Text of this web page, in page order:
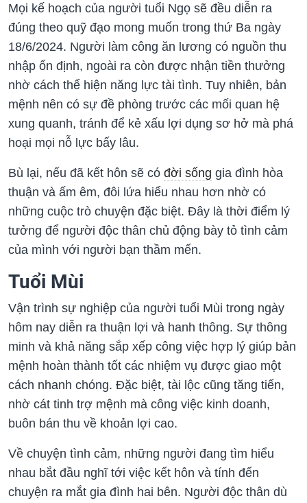
Mọi kế hoạch của người tuổi Ngọ sẽ đều diễn ra
đúng theo quỹ đạo mong muốn trong thứ Ba ngày
18/6/2024. Người làm công ăn lương có nguồn thu
nhập ổn định, ngoài ra còn được nhận tiền thưởng
nhờ cách thể hiện năng lực tài tình. Tuy nhiên, bản
mệnh nên có sự đề phòng trước các mối quan hệ
xung quanh, tránh để kẻ xấu lợi dụng sơ hở mà phá
hoại mọi nỗ lực bấy lâu.
Bù lại, nếu đã kết hôn sẽ có đời sống gia đình hòa
thuận và ấm êm, đôi lứa hiểu nhau hơn nhờ có
những cuộc trò chuyện đặc biệt. Đây là thời điểm lý
tưởng để người độc thân chủ động bày tỏ tình cảm
của mình với người bạn thầm mến.
Tuổi Mùi
Vận trình sự nghiệp của người tuổi Mùi trong ngày
hôm nay diễn ra thuận lợi và hanh thông. Sự thông
minh và khả năng sắp xếp công việc hợp lý giúp bản
mệnh hoàn thành tốt các nhiệm vụ được giao một
cách nhanh chóng. Đặc biệt, tài lộc cũng tăng tiến,
nhờ cát tinh trợ mệnh mà công việc kinh doanh,
buôn bán thu về khoản lợi cao.
Về chuyện tình cảm, những người đang tìm hiểu
nhau bắt đầu nghĩ tới việc kết hôn và tính đến
chuyện ra mắt gia đình hai bên. Người độc thân dù